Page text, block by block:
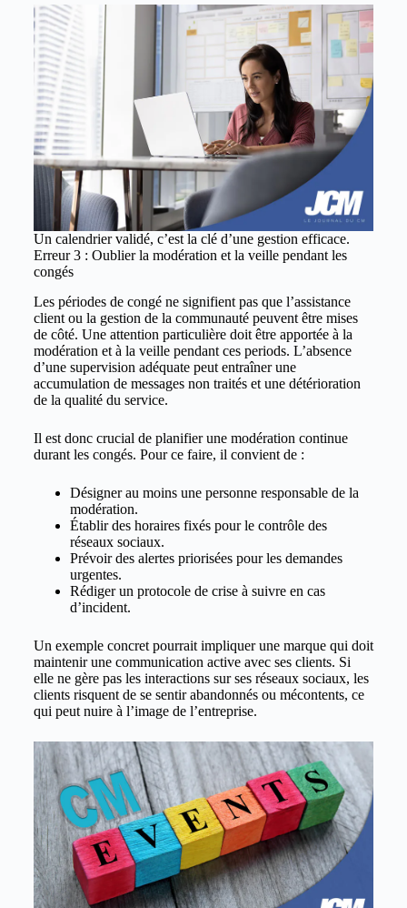
Un calendrier validé, c’est la clé d’une gestion efficace.
Erreur 3 : Oublier la modération et la veille pendant les
congés
Les périodes de congé ne signifient pas que l’assistance
client ou la gestion de la communauté peuvent être mises
de côté. Une attention particulière doit être apportée à la
modération et à la veille pendant ces periods. L’absence
d’une supervision adéquate peut entraîner une
accumulation de messages non traités et une détérioration
de la qualité du service.
Il est donc crucial de planifier une modération continue
durant les congés. Pour ce faire, il convient de :
Désigner au moins une personne responsable de la
modération.
Établir des horaires fixés pour le contrôle des
réseaux sociaux.
Prévoir des alertes priorisées pour les demandes
urgentes.
Rédiger un protocole de crise à suivre en cas
d’incident.
Un exemple concret pourrait impliquer une marque qui doit
maintenir une communication active avec ses clients. Si
elle ne gère pas les interactions sur ses réseaux sociaux, les
clients risquent de se sentir abandonnés ou mécontents, ce
qui peut nuire à l’image de l’entreprise.